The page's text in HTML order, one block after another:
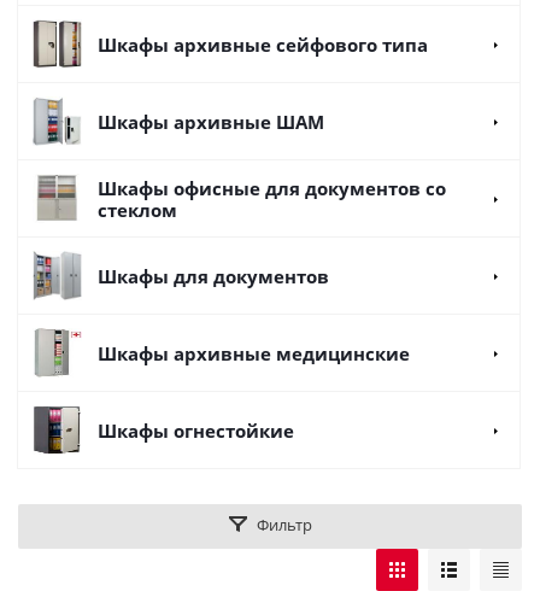
Шкафы архивные сейфового типа
Шкафы архивные ШАМ
Шкафы офисные для документов со
стеклом
Шкафы для документов
Шкафы архивные медицинские
Шкафы огнестойкие
Фильтр